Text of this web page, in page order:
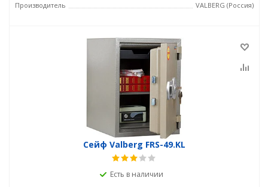
Производитель
VALBERG (Россия)
Сейф Valberg FRS-49.KL
Есть в наличии